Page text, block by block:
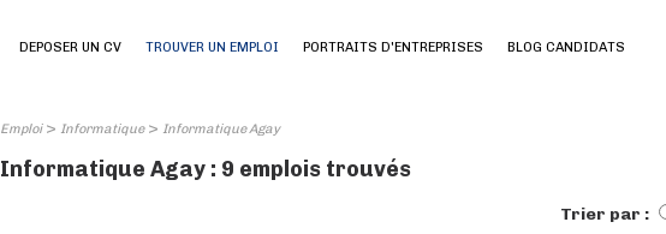
DEPOSER UN CV TROUVER UN EMPLOI PORTRAITS D'ENTREPRISES BLOG CANDIDATS
Emploi> Informatique> Informatique Agay
Informatique Agay : 9 emplois trouvés
Trier par :